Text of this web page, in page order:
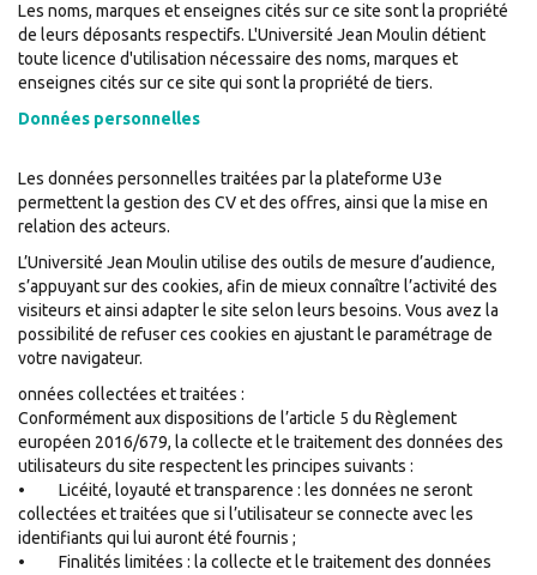
Les noms, marques et enseignes cités sur ce site sont la propriété
de leurs déposants respectifs. L'Université Jean Moulin détient
toute licence d'utilisation nécessaire des noms, marques et
enseignes cités sur ce site qui sont la propriété de tiers.
Données personnelles
Les données personnelles traitées par la plateforme U3e
permettent la gestion des CV et des offres, ainsi que la mise en
relation des acteurs.
L’Université Jean Moulin utilise des outils de mesure d’audience,
s’appuyant sur des cookies, afin de mieux connaître l’activité des
visiteurs et ainsi adapter le site selon leurs besoins. Vous avez la
possibilité de refuser ces cookies en ajustant le paramétrage de
votre navigateur.
onnées collectées et traitées :
Conformément aux dispositions de l’article 5 du Règlement
européen 2016/679, la collecte et le traitement des données des
utilisateurs du site respectent les principes suivants :
• Licéité, loyauté et transparence : les données ne seront
collectées et traitées que si l’utilisateur se connecte avec les
identifiants qui lui auront été fournis ;
• Finalités limitées : la collecte et le traitement des données